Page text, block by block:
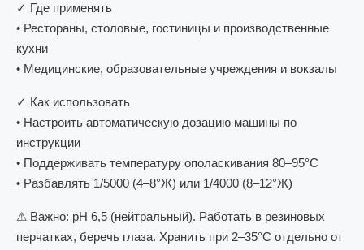
✓ Где применять
• Рестораны, столовые, гостиницы и производственные
кухни
• Медицинские, образовательные учреждения и вокзалы
✓ Как использовать
• Настроить автоматическую дозацию машины по
инструкции
• Поддерживать температуру ополаскивания 80–95°С
• Разбавлять 1/5000 (4–8°Ж) или 1/4000 (8–12°Ж)
⚠ Важно: pH 6,5 (нейтральный). Работать в резиновых
перчатках, беречь глаза. Хранить при 2–35°С отдельно от